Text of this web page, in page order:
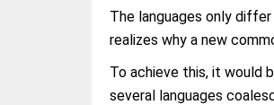
The languages only
realizes why a new
To achieve this, it would
several languages